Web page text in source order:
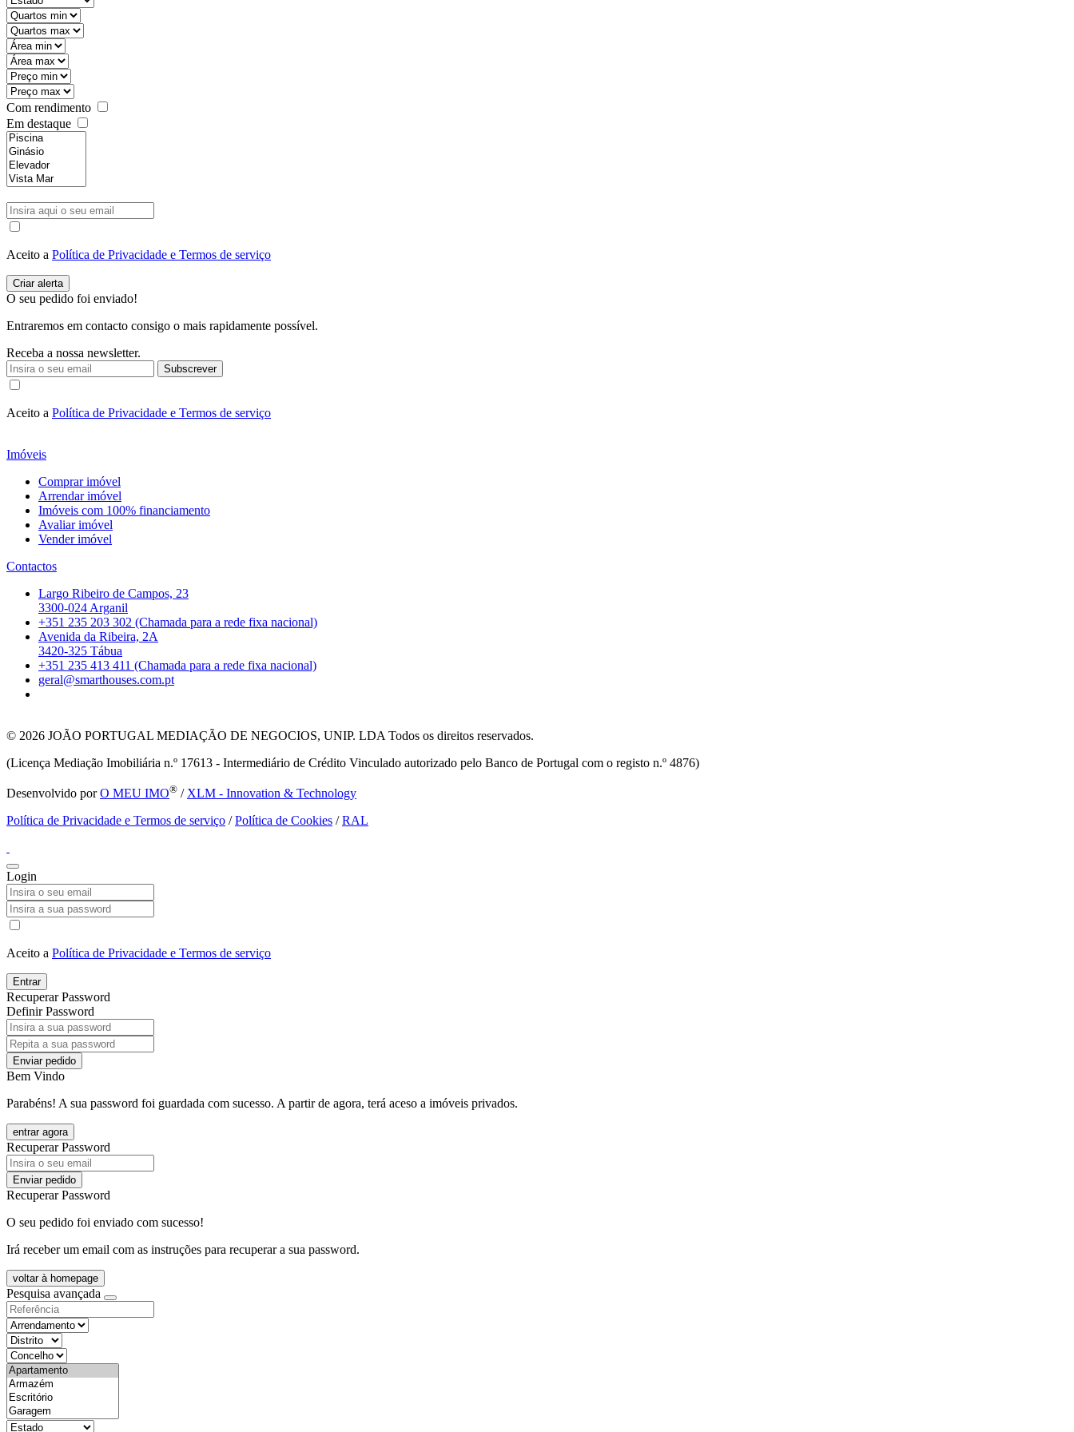
Com rendimento
Em destaque
Aceito a Política de Privacidade e Termos de serviço
O seu pedido foi enviado!
Entraremos em contacto consigo o mais rapidamente possível.
Receba a nossa newsletter.
Subscrever
Aceito a Política de Privacidade e Termos de serviço
Imóveis
Comprar imóvel
Arrendar imóvel
Imóveis com 100% financiamento
Avaliar imóvel
Vender imóvel
Contactos
Largo Ribeiro de Campos, 23
3300-024 Arganil
+351 235 203 302 (Chamada para a rede fixa nacional)
Avenida da Ribeira, 2A
3420-325 Tábua
+351 235 413 411 (Chamada para a rede fixa nacional)
geral@smarthouses.com.pt
© 2026 JOÃO PORTUGAL MEDIAÇÃO DE NEGOCIOS, UNIP. LDA Todos os direitos reservados.
(Licença Mediação Imobiliária n.º 17613 - Intermediário de Crédito Vinculado autorizado pelo Banco de Portugal com o registo n.º 4876)
Desenvolvido porO MEU IMO® / XLM - Innovation & Technology
Política de Privacidade e Termos de serviço /Política de Cookies /RAL
Login
Aceito a Política de Privacidade e Termos de serviço
Entrar
Recuperar Password
Definir Password
Enviar pedido
Bem Vindo
Parabéns! A sua password foi guardada com sucesso. A partir de agora, terá aceso a imóveis privados.
entrar agora
Recuperar Password
Enviar pedido
Recuperar Password
O seu pedido foi enviado com sucesso!
Irá receber um email com as instruções para recuperar a sua password.
voltar à homepage
Pesquisa avançada